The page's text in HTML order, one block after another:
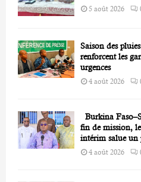
5 août 2026
Saison des
renforcent les
urgences
4 août 2026
Burkina
fin de mission,
intérim salue un
4 août 2026